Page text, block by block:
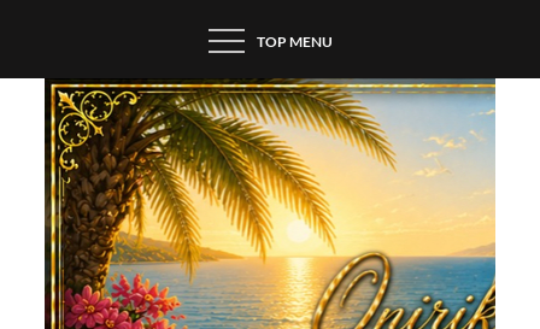
content
TOP MENU